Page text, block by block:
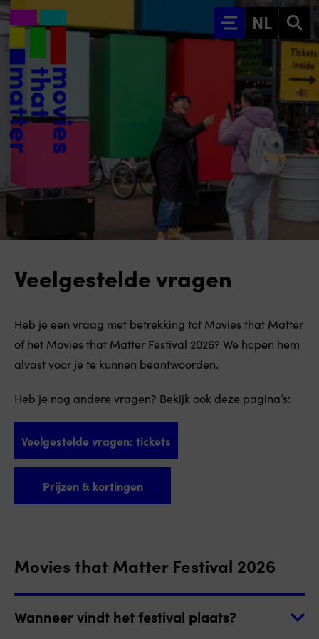
Ga naar hoofdinhoud
NL
Veelgestelde vragen
Heb je een vraag met betrekking tot Movies that Matter
of het Movies that Matter Festival 2026? We hopen hem
alvast voor je te kunnen beantwoorden.
Heb je nog andere vragen? Bekijk ook deze pagina’s:
Veelgestelde vragen: tickets
Prijzen & kortingen
Movies that Matter Festival 2026
Wanneer vindt het festival plaats?